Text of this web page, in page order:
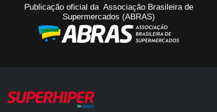
Publicação oficial da Associação Brasileira de
Supermercados (ABRAS)